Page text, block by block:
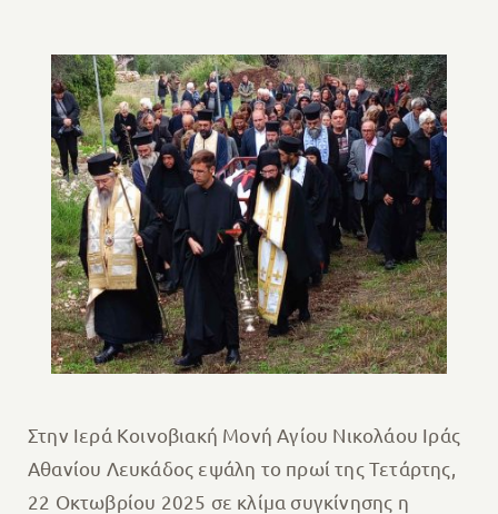
Στην Ιερά Κοινοβιακή Μονή Αγίου Νικολάου Ιράς
Αθανίου Λευκάδος εψάλη το πρωί της Τετάρτης,
22 Οκτωβρίου 2025 σε κλίμα συγκίνησης η